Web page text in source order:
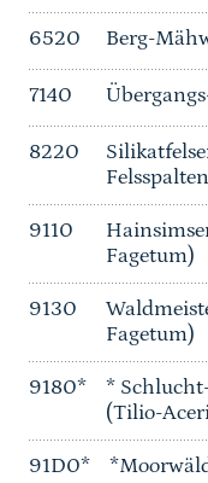
6520 Berg-
7140
8220
9110
Fagetum)
9130
Fagetum)
9180*
*
(Tilio-
91D0*